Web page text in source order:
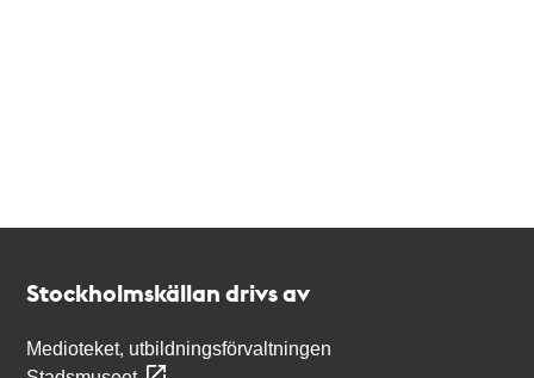
Stockholmskällan drivs av
Medioteket, utbildningsförvaltningen